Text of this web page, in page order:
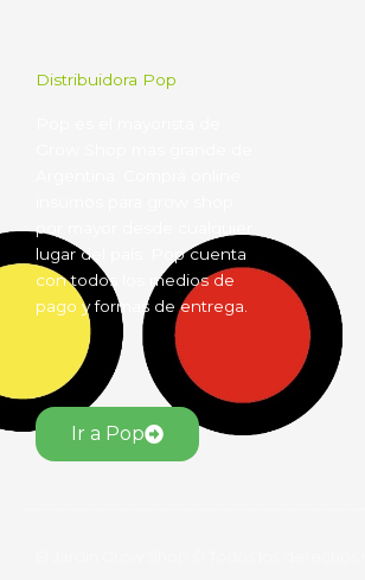
Distribuidora Pop
por mayor desde cualquier
lugar del país. Pop cuenta
con todos los medios de
pago y formas de entrega.
Ir a Pop